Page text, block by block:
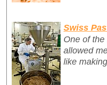
Swiss
One of
allowed
like